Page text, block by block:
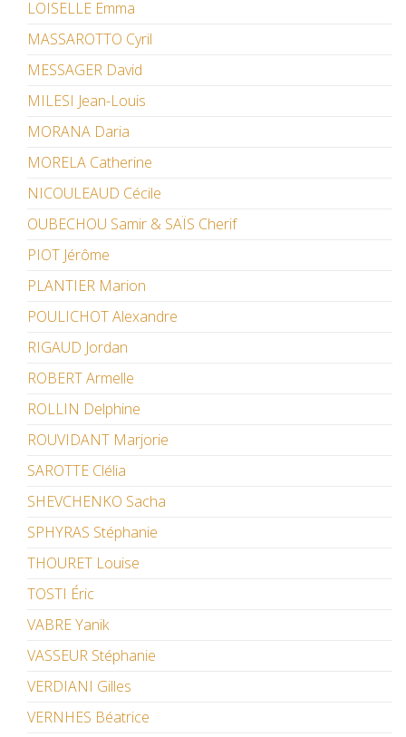
LOISELLE Emma
MASSAROTTO Cyril
MESSAGER David
MILESI Jean-Louis
MORANA Daria
MORELA Catherine
NICOULEAUD Cécile
OUBECHOU Samir & SAÏS Cherif
PIOT Jérôme
PLANTIER Marion
POULICHOT Alexandre
RIGAUD Jordan
ROBERT Armelle
ROLLIN Delphine
ROUVIDANT Marjorie
SAROTTE Clélia
SHEVCHENKO Sacha
SPHYRAS Stéphanie
THOURET Louise
TOSTI Éric
VABRE Yanik
VASSEUR Stéphanie
VERDIANI Gilles
VERNHES Béatrice